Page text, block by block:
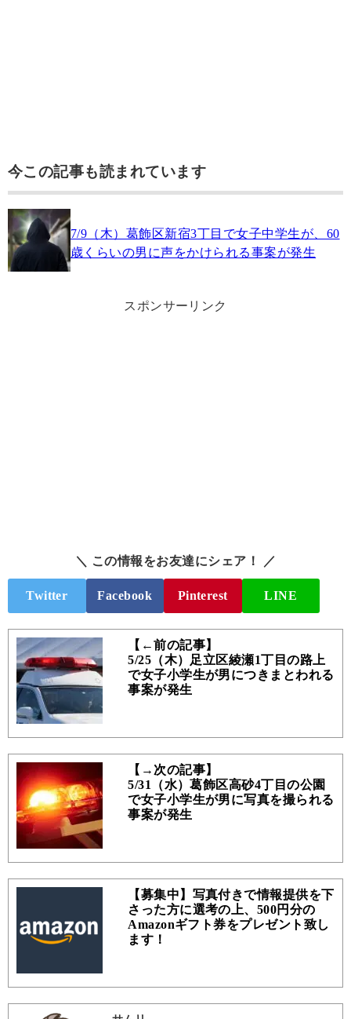
今この記事も読まれています
7/9（木）葛飾区新宿3丁目で女子中学生が、60
歳くらいの男に声をかけられる事案が発生
スポンサーリンク
＼ この情報をお友達にシェア！ ／
Twitter Facebook Pinterest LINE
【←前の記事】
5/25（木）足立区綾瀬1丁目の路上
で女子小学生が男につきまとわれる
事案が発生
【→次の記事】
5/31（水）葛飾区高砂4丁目の公園
で女子小学生が男に写真を撮られる
事案が発生
【募集中】写真付きで情報提供を下
さった方に選考の上、500円分の
Amazonギフト券をプレゼント致し
ます！